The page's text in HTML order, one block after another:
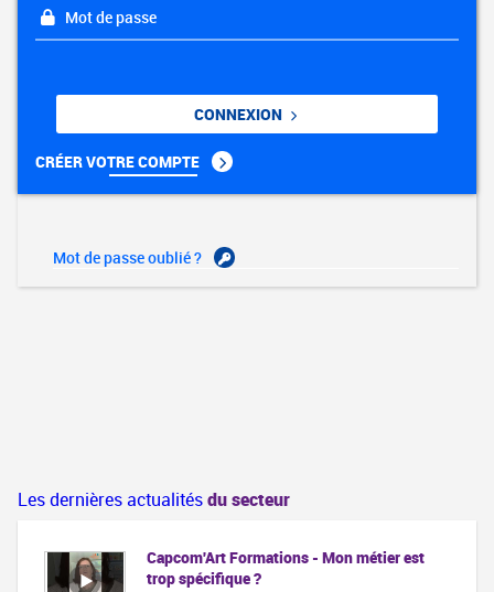
Mot de passe
CONNEXION
CRÉER VOTRE COMPTE
Mot de passe oublié ?
Les dernières actualitésdu secteur
Capcom'Art Formations - Mon métier est
trop spécifique ?